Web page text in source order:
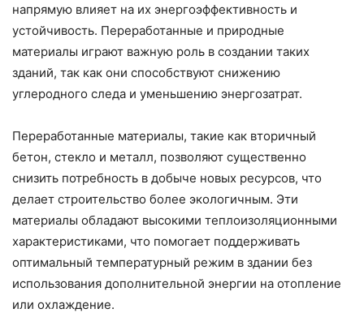
напрямую влияет на их энергоэффективность и
устойчивость. Переработанные и природные
материалы играют важную роль в создании таких
зданий, так как они способствуют снижению
углеродного следа и уменьшению энергозатрат.
Переработанные материалы, такие как вторичный
бетон, стекло и металл, позволяют существенно
снизить потребность в добыче новых ресурсов, что
делает строительство более экологичным. Эти
материалы обладают высокими теплоизоляционными
характеристиками, что помогает поддерживать
оптимальный температурный режим в здании без
использования дополнительной энергии на отопление
или охлаждение.